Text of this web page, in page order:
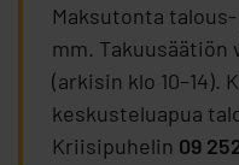
Maksutonta
mm. Takuusäätiön
(arkisin klo 10–14).
keskusteluapua
Kriisipuhelin 09